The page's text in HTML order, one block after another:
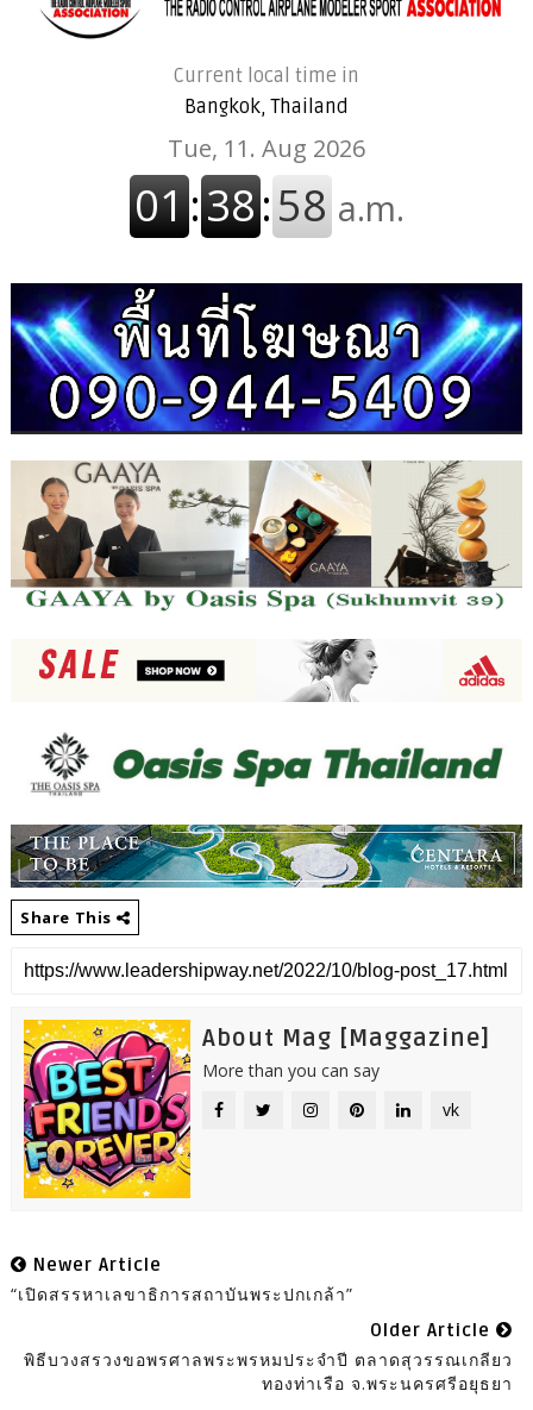
Current local time in
Bangkok, Thailand
Share This
About Mag [Maggazine]
More than you can say
vk
Newer Article
“เปิดสรรหาเลขาธิการสถาบันพระปกเกล้า”
Older Article
พิธีบวงสรวงขอพรศาลพระพรหมประจำปี ตลาดสุวรรณเกลียว
ทองท่าเรือ จ.พระนครศรีอยุธยา